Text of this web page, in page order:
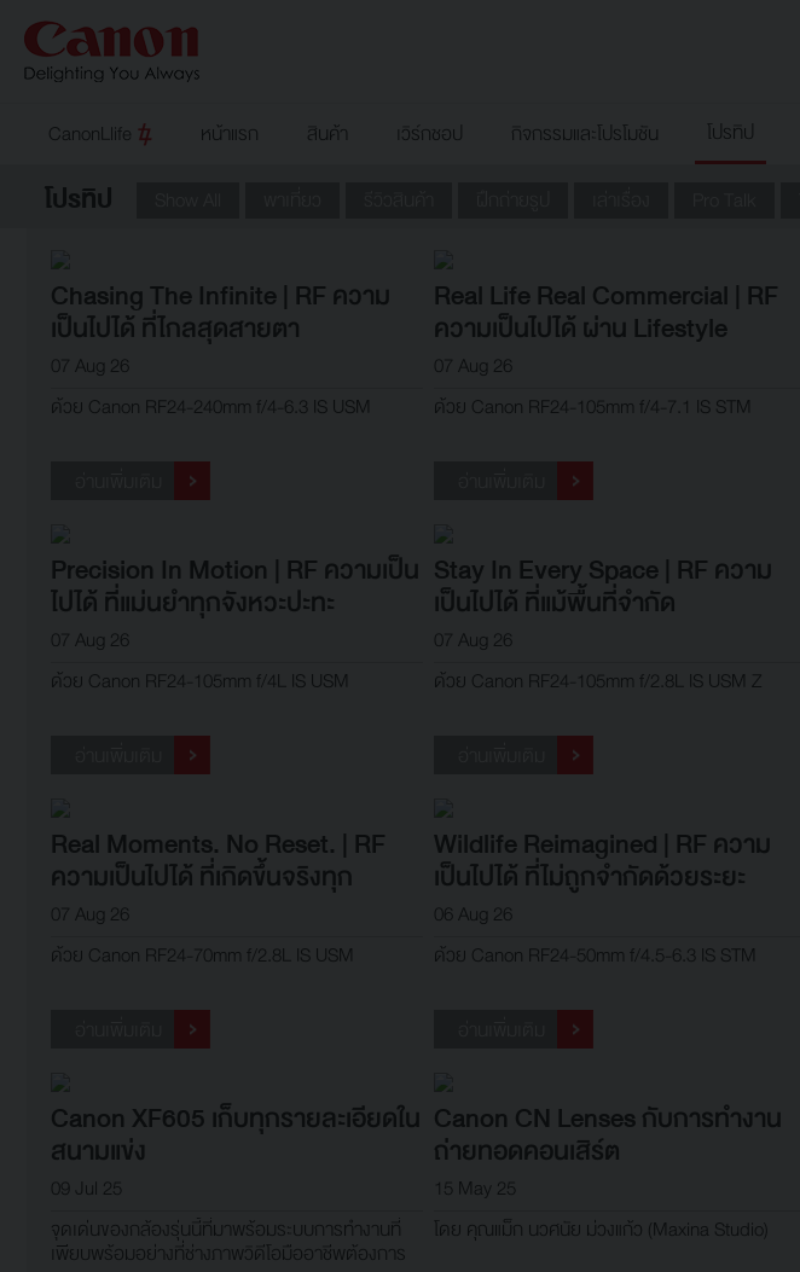
CanonLlife
หน้าแรก สินค้า เวิร์กชอป กิจกรรมและโปรโมชัน โปรทิป
โปรทิป
Chasing The Infinite | RF ความ
เป็นไปได้ ที่ไกลสุดสายตา
07 Aug 26
ด้วย Canon RF24-240mm f/4-6.3 IS USM
Real Life Real Commercial | RF
ความเป็นไปได้ ผ่าน Lifestyle
Commercial
07 Aug 26
ด้วย Canon RF24-105mm f/4-7.1 IS STM
Precision In Motion | RF ความเป็น
ไปได้ ที่แม่นยำทุกจังหวะปะทะ
07 Aug 26
ด้วย Canon RF24-105mm f/4L IS USM
Stay In Every Space | RF ความ
เป็นไปได้ ที่แม้พื้นที่จำกัด
07 Aug 26
ด้วย Canon RF24-105mm f/2.8L IS USM Z
Real Moments. No Reset. | RF
ความเป็นไปได้ ที่เกิดขึ้นจริงทุก
โมเมนต์
07 Aug 26
ด้วย Canon RF24-70mm f/2.8L IS USM
Wildlife Reimagined | RF ความ
เป็นไปได้ ที่ไม่ถูกจำกัดด้วยระยะ
06 Aug 26
ด้วย Canon RF24-50mm f/4.5-6.3 IS STM
Canon XF605 เก็บทุกรายละเอียดใน
สนามแข่ง
09 Jul 25
จุดเด่นของกล้องรุ่นนี้ที่มาพร้อมระบบการทำงานที่
เพียบพร้อมอย่างที่ช่างภาพวิดีโอมืออาชีพต้องการ
Canon CN Lenses กับการทำงาน
ถ่ายทอดคอนเสิร์ต
15 May 25
โดย คุณแม็ก นวศนัย ม่วงแก้ว (Maxina Studio)